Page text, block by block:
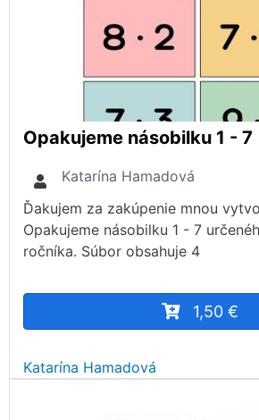
Opakujeme násobilku 1 - 7
Katarína Hamadová
Ďakujem za zakúpenie mnou
Opakujeme násobilku 1 - 7
ročníka. Súbor obsahuje 4
1,50 €
Katarína Hamadová